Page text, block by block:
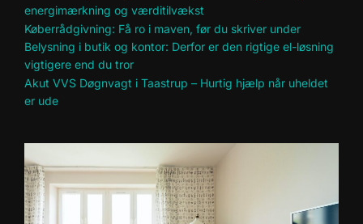
energimærkning og værditilvækst
Køberrådgivning: Få ro i maven, før du skriver under
Belysning i butik og kontor: Derfor er den rigtige el-løsning
vigtigere end du tror
Akut VVS Døgnvagt i Taastrup – Hurtig hjælp når uheldet
er ude